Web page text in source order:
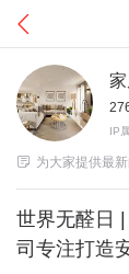
IP
 为大家提供最
世界无醛日
司专注打造